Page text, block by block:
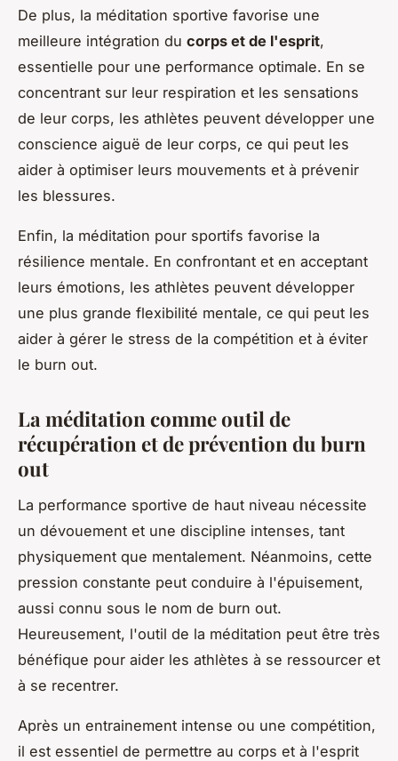
De plus, la méditation sportive favorise une
meilleure intégration du corps et de l'esprit,
essentielle pour une performance optimale. En se
concentrant sur leur respiration et les sensations
de leur corps, les athlètes peuvent développer une
conscience aiguë de leur corps, ce qui peut les
aider à optimiser leurs mouvements et à prévenir
les blessures.
Enfin, la méditation pour sportifs favorise la
résilience mentale. En confrontant et en acceptant
leurs émotions, les athlètes peuvent développer
une plus grande flexibilité mentale, ce qui peut les
aider à gérer le stress de la compétition et à éviter
le burn out.
La méditation comme outil de
récupération et de prévention du burn
out
La performance sportive de haut niveau nécessite
un dévouement et une discipline intenses, tant
physiquement que mentalement. Néanmoins, cette
pression constante peut conduire à l'épuisement,
aussi connu sous le nom de burn out.
Heureusement, l'outil de la méditation peut être très
bénéfique pour aider les athlètes à se ressourcer et
à se recentrer.
Après un entrainement intense ou une compétition,
il est essentiel de permettre au corps et à l'esprit